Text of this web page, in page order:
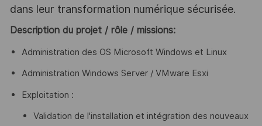
dans leur transformation numérique sécurisée.
Description du projet / rôle / missions:
Administration des OS Microsoft Windows et Linux
Administration Windows Server / VMware Esxi
Exploitation :
Validation de l'installation et intégration des nouveaux